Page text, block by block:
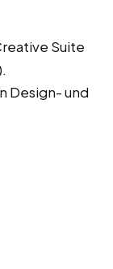
Suite
Design- und